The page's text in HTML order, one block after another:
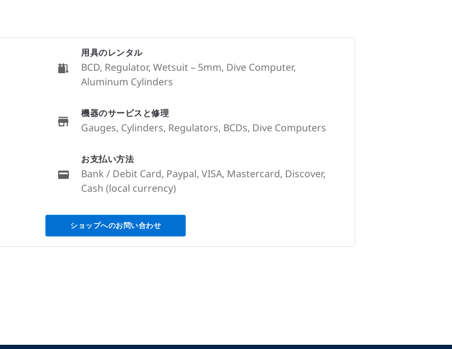
用具のレンタル
BCD, Regulator, Wetsuit – 5mm, Dive Computer,
Aluminum Cylinders
機器のサービスと修理
Gauges, Cylinders, Regulators, BCDs, Dive Computers
お支払い方法
Bank / Debit Card, Paypal, VISA, Mastercard, Discover,
Cash (local currency)
ショップへのお問い合わせ